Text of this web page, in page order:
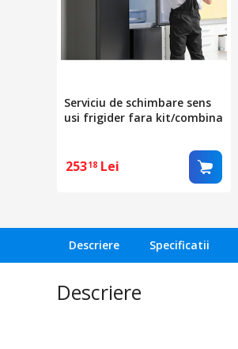
Serviciu de schimbare sens
usi frigider fara kit/combina
25318 Lei
Descriere Specificatii
Descriere